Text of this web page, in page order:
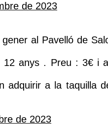
de 2023
al Pavelló de
anys . Preu : 3€ i
adquirir a la taquilla
de 2023